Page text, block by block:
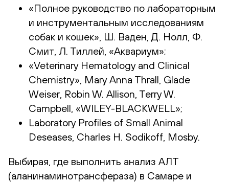
«Полное руководство по лабораторным
и инструментальным исследованиям
собак и кошек», Ш. Ваден, Д. Нолл, Ф.
Смит, Л. Тиллей, «Аквариум»;
«Veterinary Hematology and Clinical
Chemistry», Mary Anna Thrall, Glade
Weiser, Robin W. Allison, Terry W.
Campbell, «WILEY-BLACKWELL»;
Laboratory Profiles of Small Animal
Deseases, Charles H. Sodikoff, Mosby.
Выбирая, где выполнить анализ АЛТ
(аланинаминотрансфераза) в Самаре и